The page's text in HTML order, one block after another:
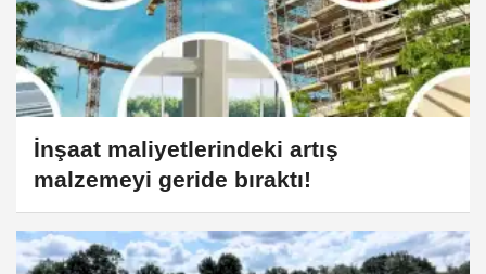
İnşaat maliyetlerindeki artış
malzemeyi geride bıraktı!